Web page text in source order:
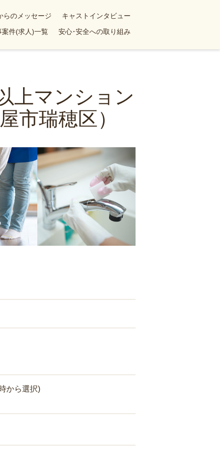
らのメッセージ
キャストインタビュー
案件(求人)一覧 安心･安全への取り組み
上マンション
市瑞穂区）
から選択)